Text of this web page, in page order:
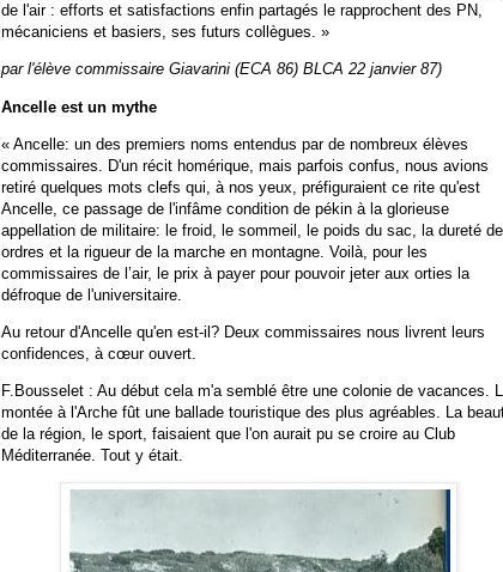
de l'air : efforts et satisfactions enfin partagés le rapprochent des PN,
mécaniciens et basiers, ses futurs collègues. »
par l'élève commissaire Giavarini (ECA 86) BLCA 22 janvier 87)
Ancelle est un mythe
« Ancelle: un des premiers noms entendus par de nombreux élèves
commissaires. D'un récit homérique, mais parfois confus, nous avions
retiré quelques mots clefs qui, à nos yeux, préfiguraient ce rite qu'est
Ancelle, ce passage de l'infâme condition de pékin à la glorieuse
appellation de militaire: le froid, le sommeil, le poids du sac, la dureté
ordres et la rigueur de la marche en montagne. Voilà, pour les
commissaires de l’air, le prix à payer pour pouvoir jeter aux orties la
défroque de l'universitaire.
Au retour d'Ancelle qu'en est-il? Deux commissaires nous livrent leurs
confidences, à cœur ouvert.
F.Bousselet : Au début cela m'a semblé être une colonie de vacances.
montée à l'Arche fût une ballade touristique des plus agréables. La
de la région, le sport, faisaient que l'on aurait pu se croire au Club
Méditerranée. Tout y était.